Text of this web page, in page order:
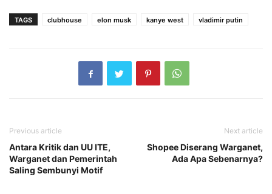
TAGS clubhouse elon musk kanye west vladimir putin
Previous article
Antara Kritik dan UU ITE,
Warganet dan Pemerintah
Saling Sembunyi Motif
Next article
Shopee Diserang Warganet,
Ada Apa Sebenarnya?